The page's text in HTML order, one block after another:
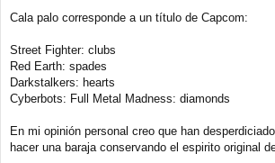
Cala palo corresponde a un título de Capcom:
Street Fighter: clubs
Red Earth: spades
Darkstalkers: hearts
Cyberbots: Full Metal Madness: diamonds
En mi opinión personal creo que han
hacer una baraja conservando el espirito original